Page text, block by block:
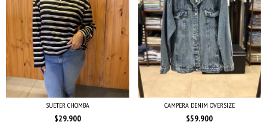
SUETER CHOMBA
$29.900
CAMPERA DENIM OVERSIZE
$59.900